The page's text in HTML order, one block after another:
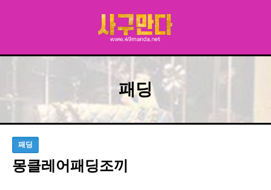
패딩
패딩
몽클레어패딩조끼